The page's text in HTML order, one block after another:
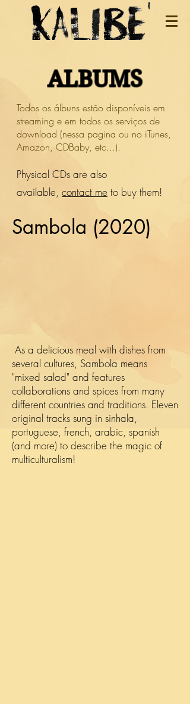
ALBUMS
Todos os álbuns estão disponíveis em
streaming e em todos os serviços de
download (nessa pagina ou no iTunes,
Amazon, CDBaby, etc...).
Physical CDs are also
available, contact me to buy them!
Sambola (2020)
As a delicious meal with dishes from
several cultures, Sambola means
"mixed salad" and features
collaborations and spices from many
different countries and traditions. Eleven
original tracks sung in sinhala,
portuguese, french, arabic, spanish
(and more) to describe the magic of
multiculturalism!